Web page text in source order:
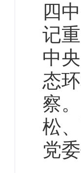
四
记
中
态
察
松
党